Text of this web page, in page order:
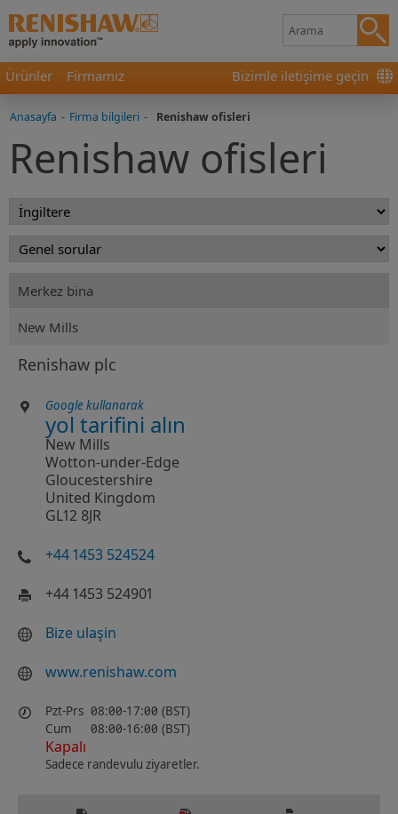
Ürünler Firmamız Bizimle iletişime geçin
Anasayfa - Firma bilgileri - Renishaw ofisleri
Renishaw ofisleri
Merkez bina
New Mills
Renishaw plc
Google kullanarak
yol tarifini alın
New Mills
Wotton-under-Edge
Gloucestershire
United Kingdom
GL12 8JR
+44 1453 524524
+44 1453 524901
Bize ulaşin
www.renishaw.com
Pzt-Prs 08:00-17:00 (BST)
Cum
08:00-16:00 (BST)
Kapalı
Sadece randevulu ziyaretler.